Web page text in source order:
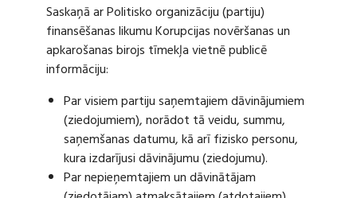
Saskaņā ar Politisko organizāciju (partiju)
finansēšanas likumu Korupcijas novēršanas un
apkarošanas birojs tīmekļa vietnē publicē
informāciju:
Par visiem partiju saņemtajiem dāvinājumiem
(ziedojumiem), norādot tā veidu, summu,
saņemšanas datumu, kā arī fizisko personu,
kura izdarījusi dāvinājumu (ziedojumu).
Par nepieņemtajiem un dāvinātājam